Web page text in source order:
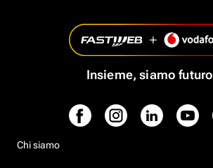
Insieme, siamo futuro
Chi siamo